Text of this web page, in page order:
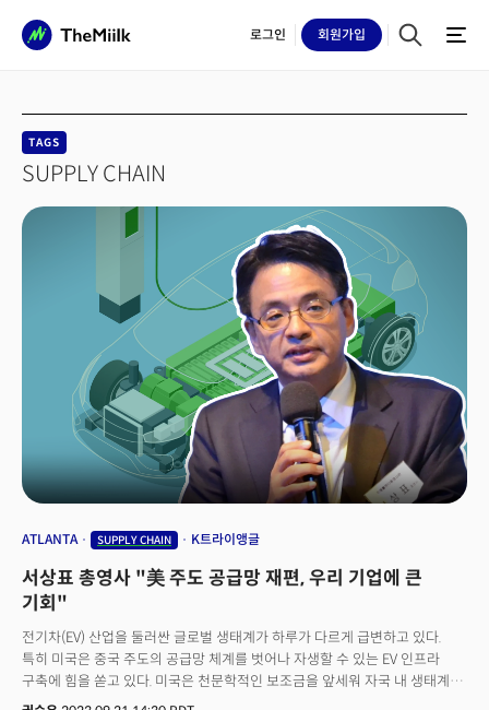
로그인 회원가입
TAGS
SUPPLY CHAIN
ATLANTA SUPPLY CHAIN K트라이앵글
서상표 총영사 "美 주도 공급망 재편, 우리 기업에 큰
기회"
전기차(EV) 산업을 둘러싼 글로벌 생태계가 하루가 다르게 급변하고 있다.
특히 미국은 중국 주도의 공급망 체계를 벗어나 자생할 수 있는 EV 인프라
구축에 힘을 쏟고 있다. 미국은 천문학적인 보조금을 앞세워 자국 내 생태계를
구축하고, 다양한 인센티브 혜택을 제공하면서 글로벌 기업들을 상대로 투자